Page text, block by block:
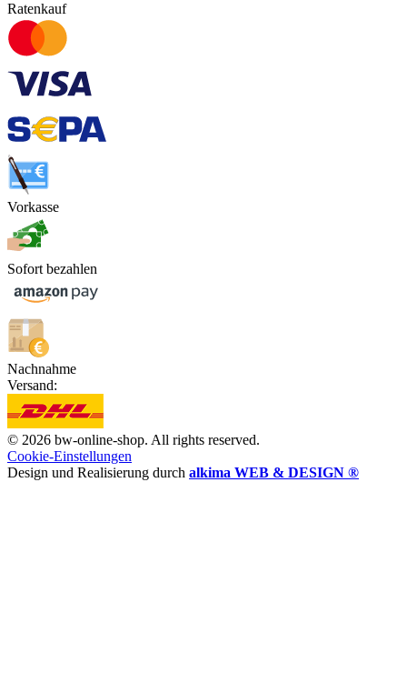
Ratenkauf
Vorkasse
Sofort bezahlen
Nachnahme
Versand:
© 2026 bw-online-shop. All rights reserved.
Cookie-Einstellungen
Design und Realisierung durch alkima WEB & DESIGN ®